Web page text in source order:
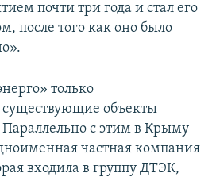
почти три года и стал его
после того как оно было
только
существующие объекты
Параллельно с этим в Крыму
частная компания
входила в группу ДТЭК,